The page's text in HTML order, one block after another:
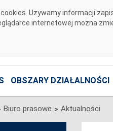
Używamy informacji
internetowej można
OBSZARY DZIAŁALNOŚCI
Biuro prasowe > Aktualności